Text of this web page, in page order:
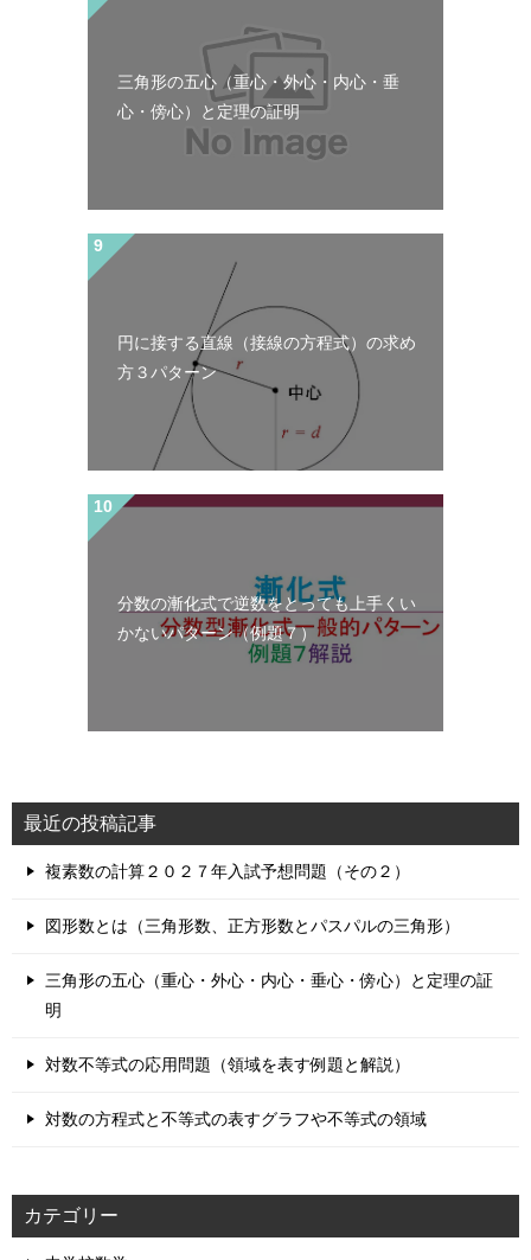
三角形の五心（重心・外心・内心・垂
心・傍心）と定理の証明
円に接する直線（接線の方程式）の求め
方３パターン
分数の漸化式で逆数をとっても上手くい
かないパターン（例題７）
最近の投稿記事
複素数の計算２０２７年入試予想問題（その２）
図形数とは（三角形数、正方形数とパスパルの三角形）
三角形の五心（重心・外心・内心・垂心・傍心）と定理の証
明
対数不等式の応用問題（領域を表す例題と解説）
対数の方程式と不等式の表すグラフや不等式の領域
カテゴリー